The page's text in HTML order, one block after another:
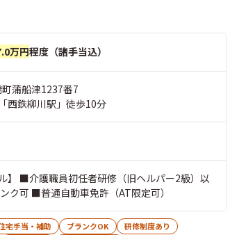
万円程度（諸手当込）
蒲船津1237番7
西鉄柳川駅」徒歩10分
】 ■介護職員初任者研修（旧ヘルパー2級）以
ク可 ■普通自動車免許（AT限定可）
宅手当・補助 ブランクOK
研修制度あり